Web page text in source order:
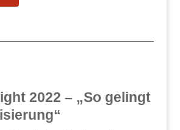
2022 – „So gelingt